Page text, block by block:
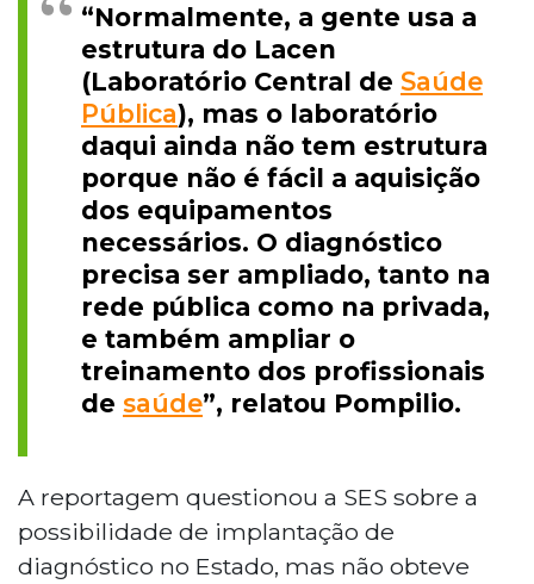
“Normalmente, a gente usa a
estrutura do Lacen
(Laboratório Central de Saúde
Pública), mas o laboratório
daqui ainda não tem estrutura
porque não é fácil a aquisição
dos equipamentos
necessários. O diagnóstico
precisa ser ampliado, tanto na
rede pública como na privada,
e também ampliar o
treinamento dos profissionais
de saúde”, relatou Pompilio.
A reportagem questionou a SES sobre a
possibilidade de implantação de
diagnóstico no Estado, mas não obteve